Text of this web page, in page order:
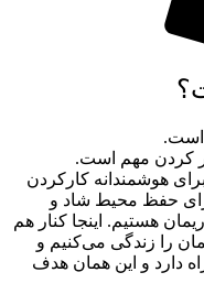
است.
کردن مهم است.
هوشمندانه کارکردن
حفظ محیط شاد و
هستیم. اینجا کنار هم
را زندگی می‌کنیم و
دارد و این همان هدف